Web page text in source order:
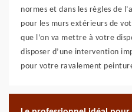
normes et dans les règles de
pour les murs extérieurs de
que l’on va mettre à votre
disposer d’une intervention
pour votre ravalement